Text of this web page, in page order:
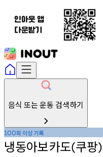
음식 또는 운동 검색하기
100회 이상기록
냉동아보카도(쿠팡)